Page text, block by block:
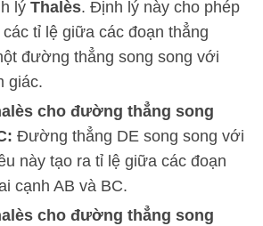
lý Thalès. Định lý này cho phép
tỉ lệ giữa các đoạn thẳng
đường thẳng song song với
giác.
cho đường thẳng song
Đường thẳng DE song song với
này tạo ra tỉ lệ giữa các đoạn
cạnh AB và BC.
cho đường thẳng song